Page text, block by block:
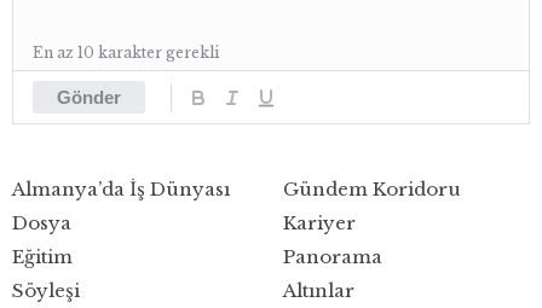
Gönder
En az 10 karakter gerekli
Almanya’da İş Dünyası
Dosya
Eğitim
Gündem Koridoru
Kariyer
Panorama
Söyleşi
Altınlar